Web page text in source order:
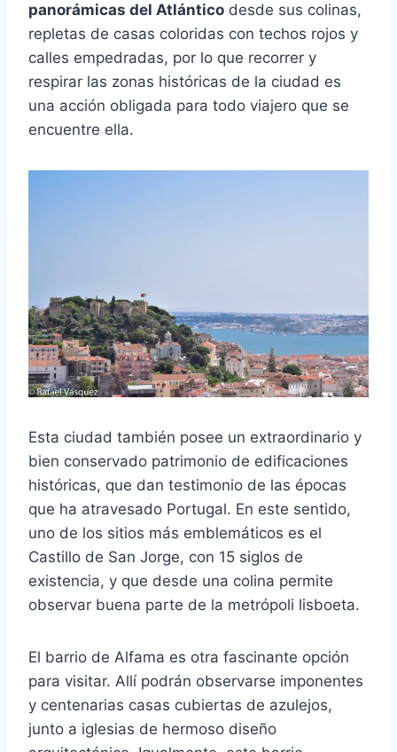
panorámicas del Atlántico desde sus colinas,
repletas de casas coloridas con techos rojos y
calles empedradas, por lo que recorrer y
respirar las zonas históricas de la ciudad es
una acción obligada para todo viajero que se
encuentre ella.
Esta ciudad también posee un extraordinario y
bien conservado patrimonio de edificaciones
históricas, que dan testimonio de las épocas
que ha atravesado Portugal. En este sentido,
uno de los sitios más emblemáticos es el
Castillo de San Jorge, con 15 siglos de
existencia, y que desde una colina permite
observar buena parte de la metrópoli lisboeta.
El barrio de Alfama es otra fascinante opción
para visitar. Allí podrán observarse imponentes
y centenarias casas cubiertas de azulejos,
junto a iglesias de hermoso diseño